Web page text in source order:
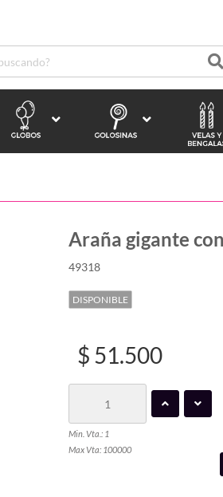
Araña gigante
49318
DISPONIBLE
$ 51.500
Min. Vta.: 1
Max Vta: 100000